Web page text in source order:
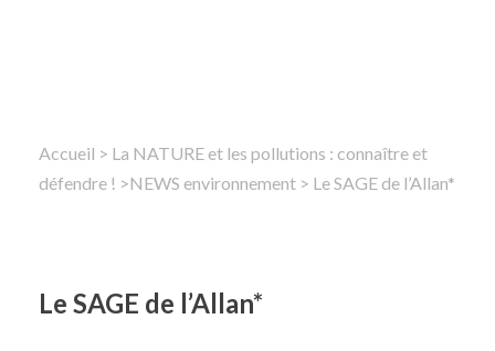
Accueil > La NATURE et les pollutions : connaître et
défendre ! >NEWS environnement > Le SAGE de l’Allan*
Le SAGE de l’Allan*